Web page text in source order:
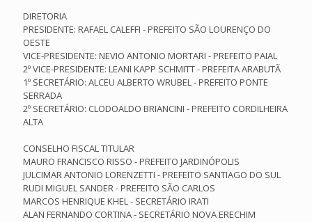
DIRETORIA
PRESIDENTE: RAFAEL CALEFFI - PREFEITO SÃO LOURENÇO DO
OESTE
VICE-PRESIDENTE: NEVIO ANTONIO MORTARI - PREFEITO PAIAL
2º VICE-PRESIDENTE: LEANI KAPP SCHMITT - PREFEITA ARABUTÃ
1º SECRETÁRIO: ALCEU ALBERTO WRUBEL - PREFEITO PONTE
SERRADA
2º SECRETÁRIO: CLODOALDO BRIANCINI - PREFEITO CORDILHEIRA
ALTA
CONSELHO FISCAL TITULAR
MAURO FRANCISCO RISSO - PREFEITO JARDINÓPOLIS
JULCIMAR ANTONIO LORENZETTI - PREFEITO SANTIAGO DO SUL
RUDI MIGUEL SANDER - PREFEITO SÃO CARLOS
MARCOS HENRIQUE KHEL - SECRETÁRIO IRATI
ALAN FERNANDO CORTINA - SECRETÁRIO NOVA ERECHIM